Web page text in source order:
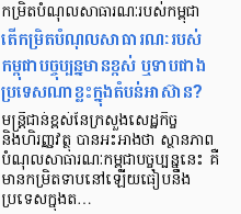
កម្រិតបំណុលសាធារណៈរបស់កម្ពុជា
តើកម្រិតបំណុលសាធារណៈរបស់
កម្ពុជាបច្ចុប្បន្នមានខ្ពស់ ឬទាបជាង
ប្រទេសណាខ្លះក្នុងតំបន់អាស៊ាន?
មន្ត្រីជាន់ខ្ពស់នៃក្រសួងសេដ្ឋកិច្ច
និងហិរញ្ញវត្ថុ បានអះអាងថា ស្ថានភាព
បំណុលសាធារណៈកម្ពុជាបច្ចុប្បន្ននេះ គឺ
មានកម្រិតទាបនៅឡើយធៀបនឹង
ប្រទេសក្នុងត…